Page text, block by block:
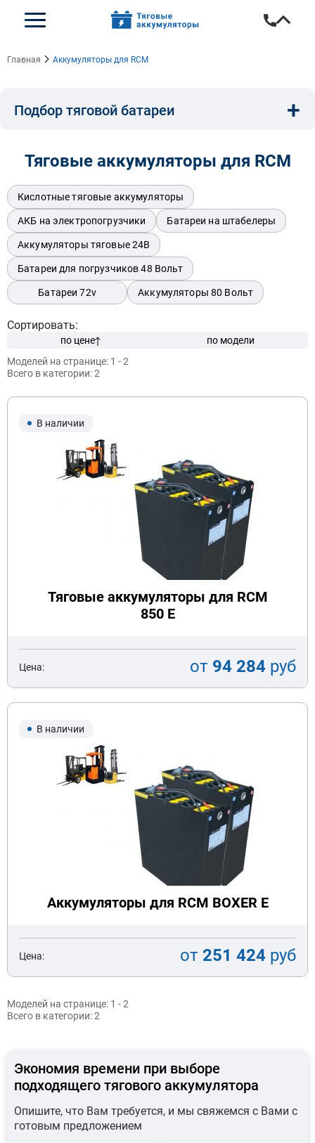
Главная Аккумуляторы для RCM
Подбор тяговой батареи
Длина, мм: Ширина, мм:
Бренд техники:
Модель:
Подобрать
Заказать консультацию
Очистить подбор
+
Тяговые аккумуляторы для RCM
Кислотные тяговые аккумуляторы
АКБ на электропогрузчики Батареи на штабелеры
Аккумуляторы тяговые 24В
Батареи для погрузчиков 48 Вольт
Батареи 72v Аккумуляторы 80 Вольт
Сортировать:
по цене
по модели
Моделей на странице: 1 - 2
Всего в категории:2
В наличии
Тяговые аккумуляторы для RCM
850 E
Цена: от 94 284 руб
В наличии
Аккумуляторы для RCM BOXER E
Цена: от 251 424 руб
Моделей на странице: 1 - 2
Всего в категории:2
Экономия времени при выборе
подходящего тягового аккумулятора
Опишите, что Вам требуется, и мы свяжемся с Вами с
готовым предложением